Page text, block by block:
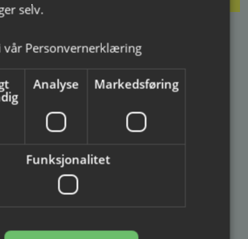
selv.
vårPersonvernerklæring
Analyse Markedsføring
Funksjonalitet